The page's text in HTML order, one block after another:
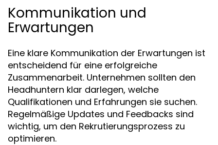
Kommunikation und
Erwartungen
Eine klare Kommunikation der Erwartungen ist
entscheidend für eine erfolgreiche
Zusammenarbeit. Unternehmen sollten den
Headhuntern klar darlegen, welche
Qualifikationen und Erfahrungen sie suchen.
Regelmäßige Updates und Feedbacks sind
wichtig, um den Rekrutierungsprozess zu
optimieren.